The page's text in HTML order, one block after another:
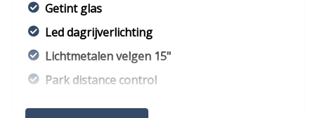
Getint glas
Led dagrijverlichting
Lichtmetalen velgen 15"
Park distance control